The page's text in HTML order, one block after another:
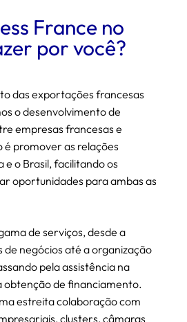
France no
por você?
das exportações francesas
o desenvolvimento de
empresas francesas e
é promover as relações
o Brasil, facilitando os
oportunidades para ambas as
de serviços, desde a
negócios até a organização
pela assistência na
obtenção de financiamento.
estreita colaboração com
clusters, câmaras